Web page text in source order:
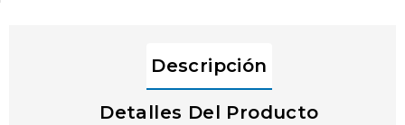
Descripción
Detalles Del Producto